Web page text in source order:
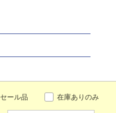
セール品 在庫ありのみ